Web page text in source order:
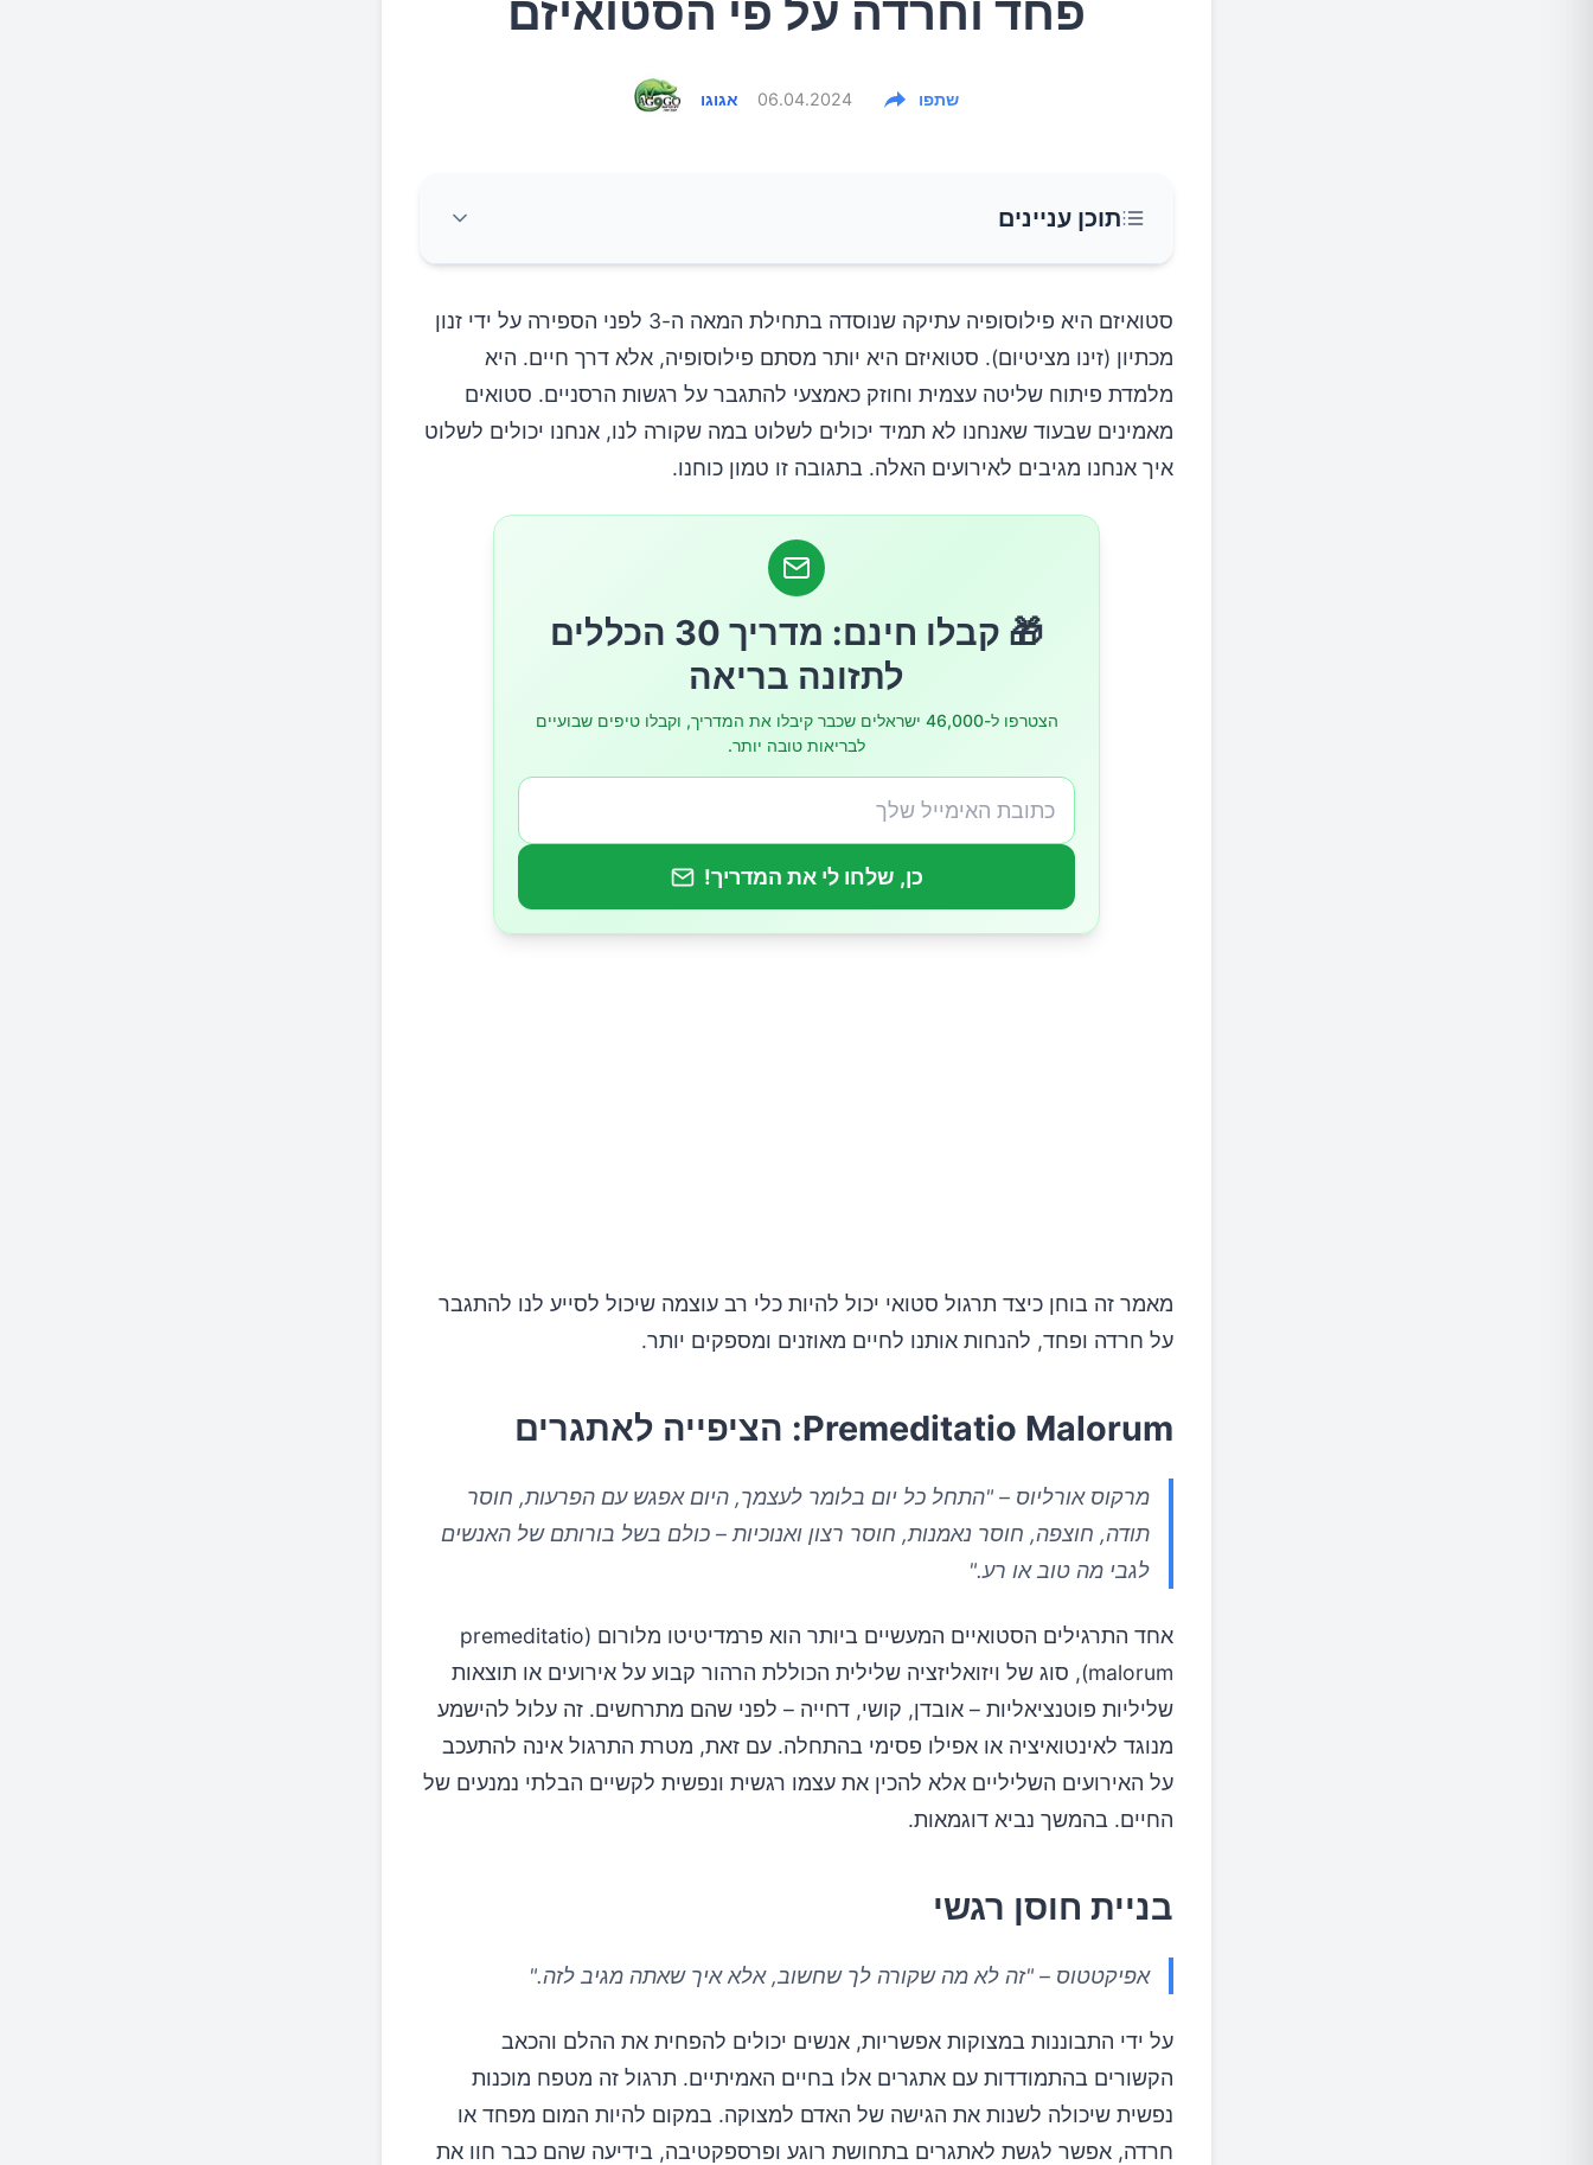
פחד וחרדה על פי הסטואיזם
אגוגו 06.04.2024 שתפו
תוכן עניינים
Premeditatio Malorum: הציפייה לאתגרים
בניית חוסן רגשי
התגברות על חרדה ופחד
איך מתרגלים פרמדיטיטו מלורום?
סטואיזם היא פילוסופיה עתיקה שנוסדה בתחילת המאה ה-3 לפני הספירה על ידי זנון
מכתיון (זינו מציטיום). סטואיזם היא יותר מסתם פילוסופיה, אלא דרך חיים. היא
מלמדת פיתוח שליטה עצמית וחוזק כאמצעי להתגבר על רגשות הרסניים. סטואים
מאמינים שבעוד שאנחנו לא תמיד יכולים לשלוט במה שקורה לנו, אנחנו יכולים לשלוט
איך אנחנו מגיבים לאירועים האלה. בתגובה זו טמון כוחנו.
🎁 קבלו חינם: מדריך 30 הכללים
לתזונה בריאה
הצטרפו ל-46,000 ישראלים שכבר קיבלו את המדריך, וקבלו טיפים שבועיים
לבריאות טובה יותר.
כן, שלחו לי את המדריך!
מאמר זה בוחן כיצד תרגול סטואי יכול להיות כלי רב עוצמה שיכול לסייע לנו להתגבר
על חרדה ופחד, להנחות אותנו לחיים מאוזנים ומספקים יותר.
Premeditatio Malorum: הציפייה לאתגרים
מרקוס אורליוס – "התחל כל יום בלומר לעצמך, היום אפגש עם הפרעות, חוסר
תודה, חוצפה, חוסר נאמנות, חוסר רצון ואנוכיות – כולם בשל בורותם של האנשים
לגבי מה טוב או רע."
אחד התרגילים הסטואיים המעשיים ביותר הוא פרמדיטיטו מלורום (premeditatio
malorum), סוג של ויזואליזציה שלילית הכוללת הרהור קבוע על אירועים או תוצאות
שליליות פוטנציאליות – אובדן, קושי, דחייה – לפני שהם מתרחשים. זה עלול להישמע
מנוגד לאינטואיציה או אפילו פסימי בהתחלה. עם זאת, מטרת התרגול אינה להתעכב
על האירועים השליליים אלא להכין את עצמו רגשית ונפשית לקשיים הבלתי נמנעים של
החיים. בהמשך נביא דוגמאות.
בניית חוסן רגשי
אפיקטטוס – "זה לא מה שקורה לך שחשוב, אלא איך שאתה מגיב לזה."
על ידי התבוננות במצוקות אפשריות, אנשים יכולים להפחית את ההלם והכאב
הקשורים בהתמודדות עם אתגרים אלו בחיים האמיתיים. תרגול זה מטפח מוכנות
נפשית שיכולה לשנות את הגישה של האדם למצוקה. במקום להיות המום מפחד או
חרדה, אפשר לגשת לאתגרים בתחושת רוגע ופרספקטיבה, בידיעה שהם כבר חוו את